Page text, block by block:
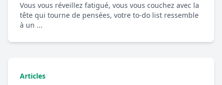
Vous vous réveillez fatigué, vous vous couchez avec la
tête qui tourne de pensées, votre to-do list ressemble
à un ...
Articles